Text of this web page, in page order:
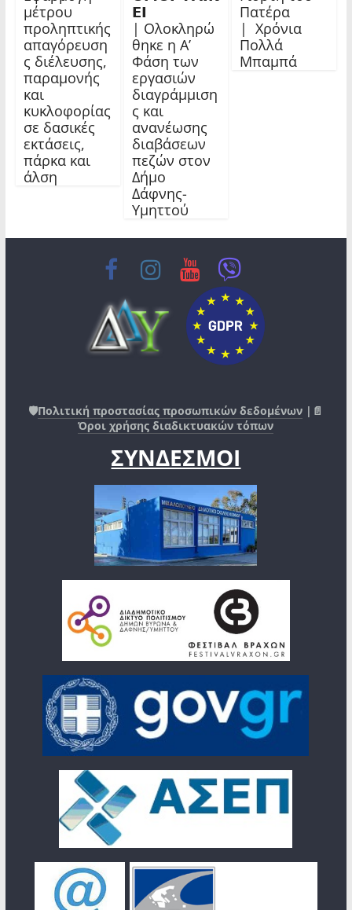
μέτρου
προληπτικής
απαγόρευση
ς διέλευσης,
παραμονής
και
κυκλοφορίας
σε δασικές
εκτάσεις,
πάρκα και
άλση
𝝚𝝞
| Ολοκληρώ
θηκε η Α’
Φάση των
εργασιών
διαγράμμιση
ς και
ανανέωσης
διαβάσεων
πεζών στον
Δήμο
Δάφνης-
Υμηττού
Πατέρα
| Χρόνια
Πολλά
Μπαμπά
🛡️Πολιτική προστασίας προσωπικών δεδομένων |📄
Όροι χρήσης διαδικτυακών τόπων
ΣΥΝΔΕΣΜΟΙ